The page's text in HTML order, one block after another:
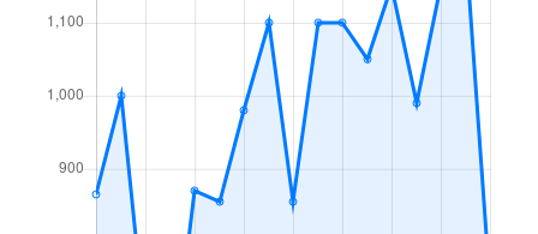
長田町
230万円 盛岡
徒歩10
中ノ橋通
3,500万円
徒歩28
中屋敷町
400万円
徒歩45
本町通
3,000万円
徒歩20